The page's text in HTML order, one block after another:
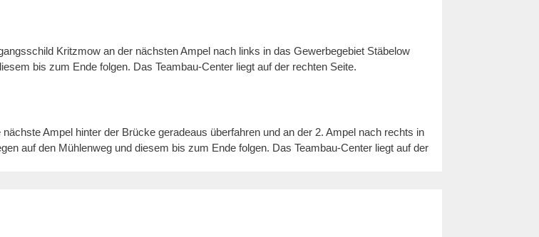
Kritzmow an der nächsten Ampel nach links in das Gewerbegebiet Stäbelow
bis zum Ende folgen. Das Teambau-Center liegt auf der rechten Seite.
Ampel hinter der Brücke geradeaus überfahren und an der 2. Ampel nach rechts in
auf den Mühlenweg und diesem bis zum Ende folgen. Das Teambau-Center liegt auf der